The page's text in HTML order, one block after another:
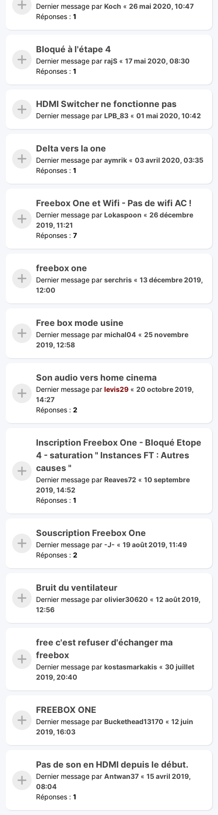
Dernier message par Koch « 26 mai 2020, 10:47
Réponses : 1
Bloqué à l'étape 4
Dernier message par rajS « 17 mai 2020, 08:30
Réponses : 1
HDMI Switcher ne fonctionne pas
Dernier message par LPB_83 « 01 mai 2020, 10:42
Delta vers la one
Dernier message par aymrik « 03 avril 2020, 03:35
Réponses : 1
Freebox One et Wifi - Pas de wifi AC !
Dernier message par Lokaspoon « 26 décembre
2019, 11:21
Réponses : 7
freebox one
Dernier message par serchris « 13 décembre 2019,
12:00
Free box mode usine
Dernier message par michal04 « 25 novembre
2019, 12:58
Son audio vers home cinema
Dernier message par levis29 « 20 octobre 2019,
14:27
Réponses : 2
Inscription Freebox One - Bloqué Etope
4 - saturation " Instances FT : Autres
causes "
Dernier message par Reaves72 « 10 septembre
2019, 14:52
Réponses : 1
Souscription Freebox One
Dernier message par -J- « 19 août 2019, 11:49
Réponses : 2
Bruit du ventilateur
Dernier message par olivier30620 « 12 août 2019,
12:56
free c'est refuser d'échanger ma
freebox
Dernier message par kostasmarkakis « 30 juillet
2019, 20:40
FREEBOX ONE
Dernier message par Buckethead13170 « 12 juin
2019, 16:03
Pas de son en HDMI depuis le début.
Dernier message par Antwan37 « 15 avril 2019,
08:04
Réponses : 1